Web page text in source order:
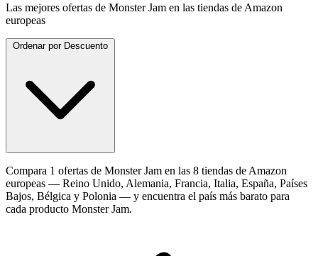
Las mejores ofertas de Monster Jam en las tiendas de Amazon
europeas
Ordenar por Descuento
Compara 1 ofertas de Monster Jam en las 8 tiendas de Amazon
europeas — Reino Unido, Alemania, Francia, Italia, España, Países
Bajos, Bélgica y Polonia — y encuentra el país más barato para
cada producto Monster Jam.